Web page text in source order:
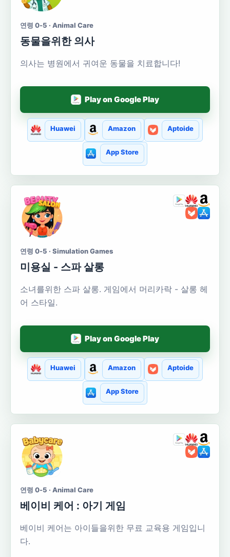
연령 0-5 · Animal Care
동물을위한 의사
의사는 병원에서 귀여운 동물을 치료합니다!
Play on Google Play
Huawei Amazon Aptoide
App Store
연령 0-5 · Simulation Games
미용실 - 스파 살롱
소녀를위한 스파 살롱. 게임에서 머리카락 - 살롱 헤
어 스타일.
Play on Google Play
Huawei Amazon Aptoide
App Store
연령 0-5 · Animal Care
베이비 케어 : 아기 게임
베이비 케어는 아이들을위한 무료 교육용 게임입니
다.